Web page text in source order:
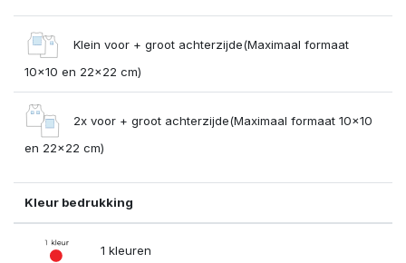
Klein voor + groot achterzijde(Maximaal formaat
10x10 en 22x22 cm)
2x voor + groot achterzijde(Maximaal formaat 10x10
en 22x22 cm)
Kleur bedrukking
1 kleuren